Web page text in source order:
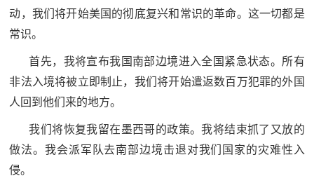
动，我们将开始美国的彻底复兴和常识的革命。这一切都是
常识。
首先，我将宣布我国南部边境进入全国紧急状态。所有
非法入境将被立即制止，我们将开始遣返数百万犯罪的外国
人回到他们来的地方。
我们将恢复我留在墨西哥的政策。我将结束抓了又放的
做法。我会派军队去南部边境击退对我们国家的灾难性入
侵。